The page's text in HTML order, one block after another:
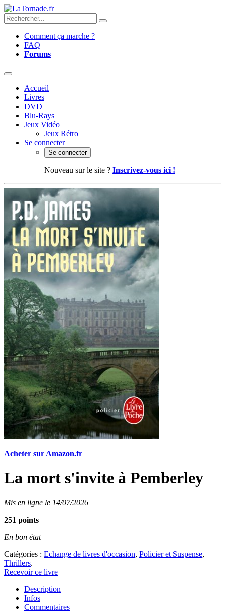
Comment ça marche ?
FAQ
Forums
Accueil
Livres
DVD
Blu-Rays
Jeux Vidéo
Jeux Rétro
Se connecter
Se connecter
Nouveau sur le site ? Inscrivez-vous ici !
Acheter sur Amazon.fr
La mort s'invite à Pemberley
Mis en ligne le 14/07/2026
251 points
En bon état
Catégories : Echange de livres d'occasion, Policier et Suspense,
Thrillers.
Recevoir ce livre
Description
Infos
Commentaires